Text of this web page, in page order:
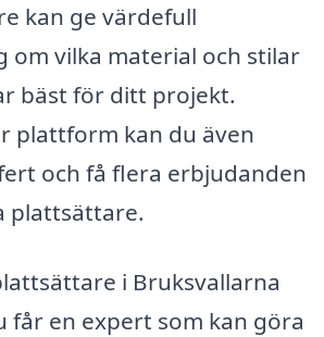
kan ge värdefull
om vilka material och stilar
bäst för ditt projekt.
plattform kan du även
och få flera erbjudanden
plattsättare.
i Bruksvallarna
får en expert som kan göra